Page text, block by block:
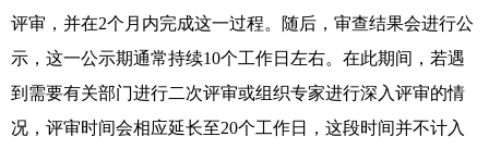
评审，并在2个月内完成这一过程。随后，审查结果会进行公
示，这一公示期通常持续10个工作日左右。在此期间，若遇
到需要有关部门进行二次评审或组织专家进行深入评审的情
况，评审时间会相应延长至20个工作日，这段时间并不计入